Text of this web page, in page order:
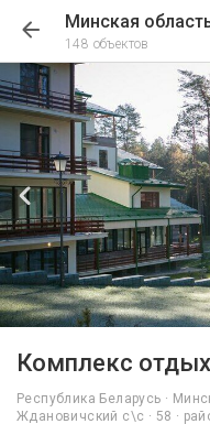
Минская
148 объектов
Комплекс
Республика Беларусь ·
Ждановичский с\с · 58 ·